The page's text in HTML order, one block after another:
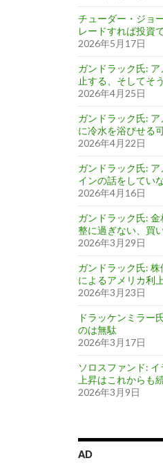
チューダー・ジョ
レードすれば投資
2026年5月17日
ガンドラック氏:
止する、そしてそ
2026年4月25日
ガンドラック氏:
に冷水を浴びせる
2026年4月22日
ガンドラック氏:
インの話をしてい
2026年4月16日
ガンドラック氏:
整に過ぎない、買
2026年3月29日
ガンドラック氏:
によるアメリカ利
2026年3月23日
ドラッケンミラー
のは無駄
2026年3月17日
ソロスファンド:
上昇はこれからも
2026年3月9日
AD